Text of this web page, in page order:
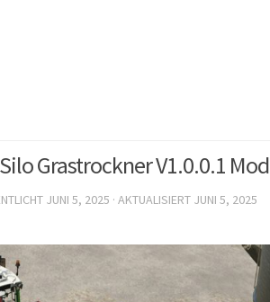
Grastrockner V1.0.0.1 Mod
JUNI 5, 2025 · AKTUALISIERT JUNI 5, 2025